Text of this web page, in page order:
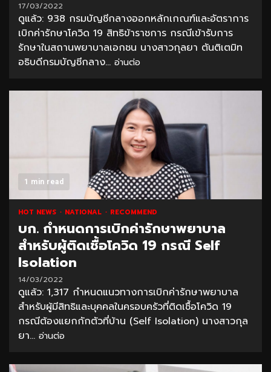
17/03/2022
ดูแล้ว: 938 กรมบัญชีกลางออกหลักเกณฑ์และอัตราการ
เบิกค่ารักษาโควิด 19 สิทธิข้าราชการ กรณีเข้ารับการ
รักษาในสถานพยาบาลเอกชน นางสาวกุลยา ตันติเตมิท
อธิบดีกรมบัญชีกลาง... อ่านต่อ
1 min read
HOT NEWS NATIONAL RECOMMEND
บก. กำหนดการเบิกค่ารักษาพยาบาล
สำหรับผู้ติดเชื้อโควิด 19 กรณี Self
Isolation
14/03/2022
ดูแล้ว: 1,317 กำหนดแนวทางการเบิกค่ารักษาพยาบาล
สำหรับผู้มีสิทธิและบุคคลในครอบครัวที่ติดเชื้อโควิด 19
กรณีต้องแยกกักตัวที่บ้าน (Self Isolation) นางสาวกุล
ยา... อ่านต่อ